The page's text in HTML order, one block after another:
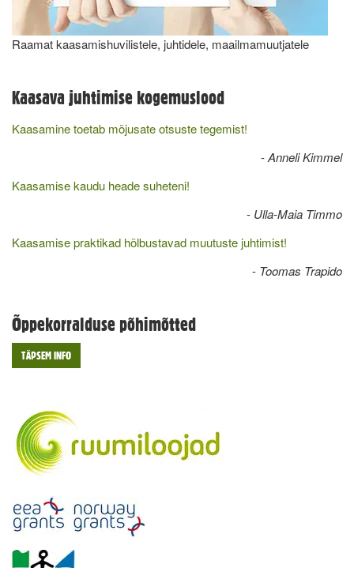
Raamat kaasamishuvilistele, juhtidele, maailmamuutjatele
Kaasava juhtimise kogemuslood
Kaasamine toetab mõjusate otsuste tegemist!
-Anneli Kimmel
Kaasamise kaudu heade suheteni!
- Ulla-Maia Timmo
Kaasamise praktikad hõlbustavad muutuste juhtimist!
- Toomas Trapido
Õppekorralduse põhimõtted
TÄPSEM INFO